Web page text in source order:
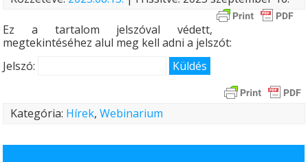
Ez a tartalom jelszóval védett,
megtekintéséhez alul meg kell adni a jelszót:
Jelszó:
Kategória: Hírek,Webinarium